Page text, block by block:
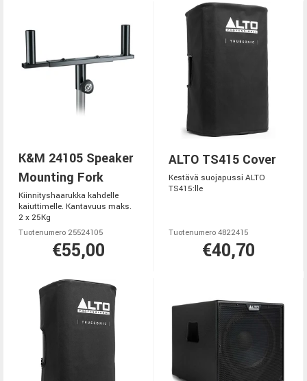
K&M 24105 Speaker
Mounting Fork
Kiinnityshaarukka kahdelle
kaiuttimelle. Kantavuus maks.
2 x 25Kg
Tuotenumero 25524105
€55,00
ALTO TS415 Cover
Kestävä suojapussi ALTO
TS415:lle
Tuotenumero 4822415
€40,70